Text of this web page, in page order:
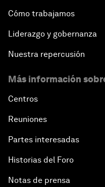
Cómo trabajamos
Liderazgo y gobernanza
Nuestra repercusión
Más información
Centros
Reuniones
Partes interesadas
Historias del Foro
Notas de prensa